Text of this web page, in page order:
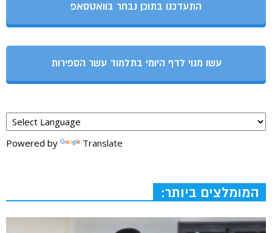
התעדכנו בתוכן נבחר בוואטסאפ
עשו מנוי לדף היומי בתלמוד עשר הספירות
Powered by Translate
המומלצים ביותר: